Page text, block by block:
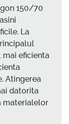
150/70
La
eficienta
Atingerea
datorita
materialelor